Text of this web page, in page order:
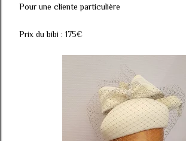
Pour une cliente particulière
Prix du bibi : 175€